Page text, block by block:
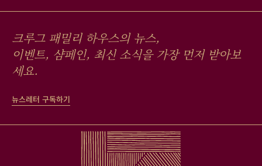
크루그 패밀리 하우스의 뉴스,
이벤트, 샴페인, 최신 소식을 가장 먼저 받아보
세요.
뉴스레터 구독하기